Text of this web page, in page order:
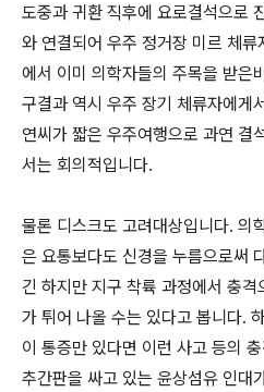
도중과 귀환 직후에 요로결석으로
와 연결되어 우주 정거장 미르 체
에서 이미 의학자들의 주목을 받은
구결과 역시 우주 장기 체류자에게
연씨가 짧은 우주여행으로 과연 결
서는 회의적입니다.
물론 디스크도 고려대상입니다. 의
은 요통보다도 신경을 누름으로써
긴 하지만 지구 착륙 과정에서 충
가 튀어 나올 수는 있다고 봅니다.
이 통증만 있다면 이런 사고 등의
추간판을 싸고 있는 윤상섬유 인대